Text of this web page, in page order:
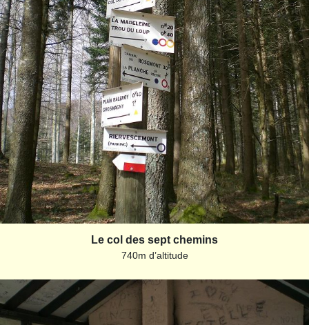
Le col des sept chemins
740m d’altitude